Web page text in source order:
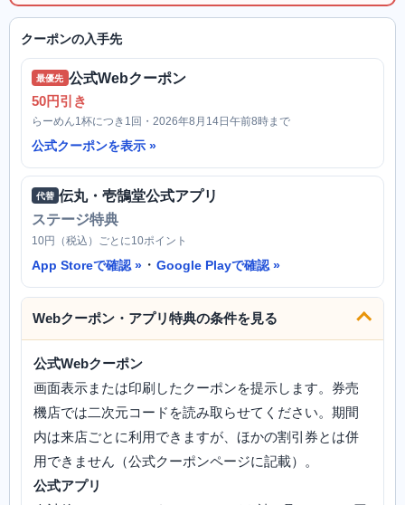
クーポンの入手先
最優先 公式Webクーポン
50円引き
らーめん1杯につき1回・2026年8月14日午前8時まで
公式クーポンを表示
代替 伝丸・壱鵠堂公式アプリ
ステージ特典
10円（税込）ごとに10ポイント
App Storeで確認 ・ Google Playで確認
Webクーポン・アプリ特典の条件を見る
公式Webクーポン
画面表示または印刷したクーポンを提示します。券売
機店では二次元コードを読み取らせてください。期間
内は来店ごとに利用できますが、ほかの割引券とは併
用できません（公式クーポンページに記載）。
公式アプリ